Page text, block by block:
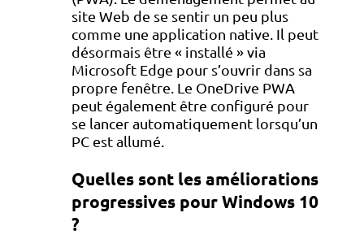
site Web de se sentir un peu plus
comme une application native. Il peut
désormais être « installé » via
Microsoft Edge pour s’ouvrir dans sa
propre fenêtre. Le OneDrive PWA
peut également être configuré pour
se lancer automatiquement lorsqu’un
PC est allumé.
Quelles sont les améliorations
progressives pour Windows 10
?